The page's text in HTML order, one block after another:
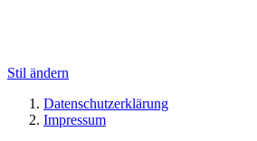
Stil ändern
Datenschutzerklärung
Impressum